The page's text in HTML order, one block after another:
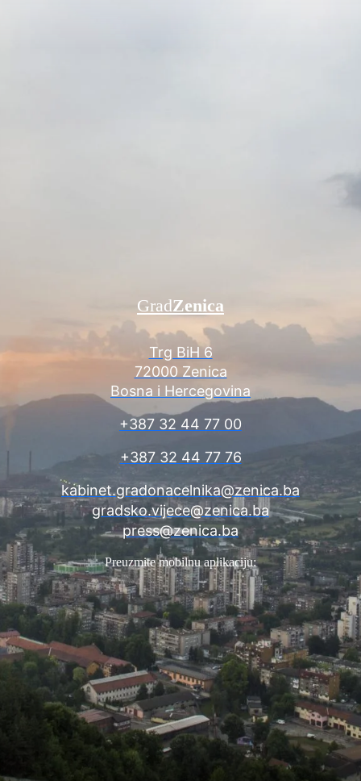
Trg BiH 6
72000 Zenica
Bosna i Hercegovina
+387 32 44 77 00
+387 32 44 77 76
kabinet.gradonacelnika@zenica.ba
gradsko.vijece@zenica.ba
press@zenica.ba
GradZenica
Preuzmite mobilnu aplikaciju: